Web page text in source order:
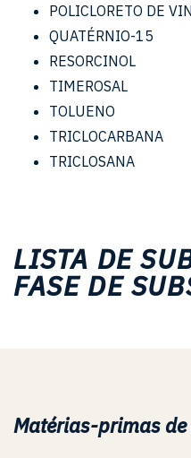
POLICLORETO DE
QUATÉRNIO-15
RESORCINOL
TIMEROSAL
TOLUENO
TRICLOCARBANA
TRICLOSANA
LISTA DE
FASE DE
Matérias-primas